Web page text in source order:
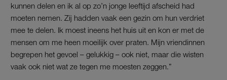
kunnen delen en ik al op zo’n jonge leeftijd afscheid had
moeten nemen. Zij hadden vaak een gezin om hun verdriet
mee te delen. Ik moest ineens het huis uit en kon er met de
mensen om me heen moeilijk over praten. Mijn vriendinnen
begrepen het gevoel – gelukkig – ook niet, maar die wisten
vaak ook niet wat ze tegen me moesten zeggen.”